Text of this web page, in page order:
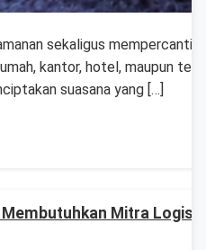
sekaligus mempercantik
kantor, hotel, maupun
suasana yang […]
Membutuhkan Mitra